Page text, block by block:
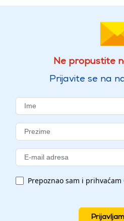
Ne propustite
Prijavite se na
Prepoznao sam i prihvaćam